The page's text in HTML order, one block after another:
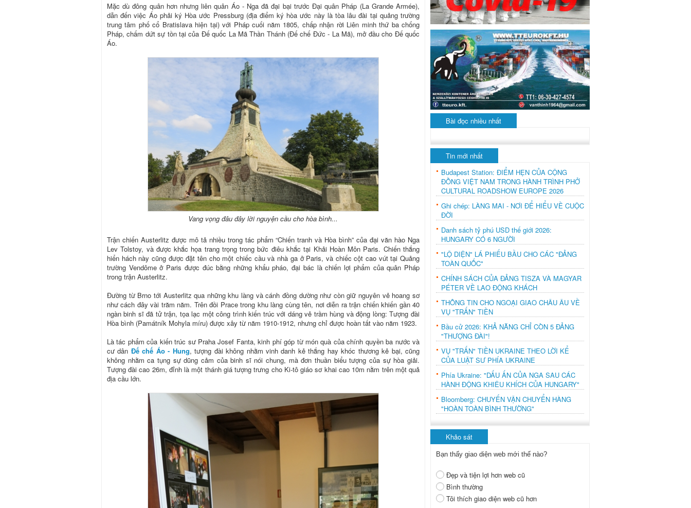
Mặc dù đông quân hơn nhưng liên quân Áo - Nga đã đại bại trước Đại quân Pháp (La Grande Armée),
dẫn đến việc Áo phải ký Hòa ước Pressburg (địa điểm ký hòa ước này là tòa lâu đài tại quảng trường
trung tâm phố cổ Bratislava hiện tại) với Pháp cuối năm 1805, chấp nhận rời Liên minh thứ ba chống
Pháp, chấm dứt sự tồn tại của Đế quốc La Mã Thần Thánh (Đế chế Đức - La Mã), mở đầu cho Đế quốc
Áo.
Vang vọng đâu đây lời nguyện cầu cho hòa bình...
Trận chiến Austerlitz được mô tả nhiều trong tác phẩm “Chiến tranh và Hòa bình” của đại văn hào Nga
Lev Tolstoy, và được khắc họa trang trọng trong bức điêu khắc tại Khải Hoàn Môn Paris. Chiến thắng
hiển hách này cũng được đặt tên cho một chiếc cầu và nhà ga ở Paris, và chiếc cột cao vút tại Quảng
trường Vendôme ở Paris được đúc bằng những khẩu pháo, đại bác là chiến lợi phẩm của quân Pháp
trong trận Austerlitz.
Đường từ Brno tới Austerlitz qua những khu làng và cánh đồng dường như còn giữ nguyên vẻ hoang sơ
như cách đây vài trăm năm. Trên đồi Prace trong khu làng cùng tên, nơi diễn ra trận chiến khiến gần 40
ngàn binh sĩ đã tử trận, tọa lạc một công trình kiến trúc với dáng vẻ trầm hùng và động lòng: Tượng đài
Hòa bình (Památník Mohyla míru) được xây từ năm 1910-1912, nhưng chỉ được hoàn tất vào năm 1923.
Là tác phẩm của kiến trúc sư Praha Josef Fanta, kinh phí góp từ món quà của chính quyền ba nước và
cư dân Đế chế Áo - Hung, tượng đài không nhằm vinh danh kẻ thắng hay khóc thương kẻ bại, cũng
không nhằm ca tụng sự dũng cảm của binh sĩ nói chung, mà đơn thuần biểu tượng của sự hòa giải.
Tượng đài cao 26m, đỉnh là một thánh giá tượng trưng cho Ki-tô giáo sơ khai cao 10m nằm trên một quả
địa cầu lớn.
Bài đọc nhiều nhất
Tin mới nhất
Budapest Station: ĐIỂM HẸN CỦA CỘNG
ĐỒNG VIỆT NAM TRONG HÀNH TRÌNH PHỞ
CULTURAL ROADSHOW EUROPE 2026
Ghi chép: LÀNG MAI - NƠI ĐỂ HIỂU VỀ CUỘC
ĐỜI
Danh sách tỷ phú USD thế giới 2026:
HUNGARY CÓ 6 NGƯỜI
"LỘ DIỆN" LÁ PHIẾU BẦU CHO CÁC "ĐẢNG
TOÀN QUỐC"
CHÍNH SÁCH CỦA ĐẢNG TISZA VÀ MAGYAR
PÉTER VỀ LAO ĐỘNG KHÁCH
THÔNG TIN CHO NGOẠI GIAO CHÂU ÂU VỀ
VỤ "TRẤN" TIỀN
Bầu cử 2026: KHẢ NĂNG CHỈ CÒN 5 ĐẢNG
"THƯỢNG ĐÀI"!
VỤ "TRẤN" TIỀN UKRAINE THEO LỜI KỂ
CỦA LUẬT SƯ PHÍA UKRAINE
Phía Ukraine: "DẤU ẤN CỦA NGA SAU CÁC
HÀNH ĐỘNG KHIÊU KHÍCH CỦA HUNGARY"
Bloomberg: CHUYẾN VẬN CHUYỂN HÀNG
"HOÀN TOÀN BÌNH THƯỜNG"
Khảo sát
Bạn thấy giao diện web mới thế nào?
Đẹp và tiện lợi hơn web cũ
Bình thường
Tôi thích giao diện web cũ hơn